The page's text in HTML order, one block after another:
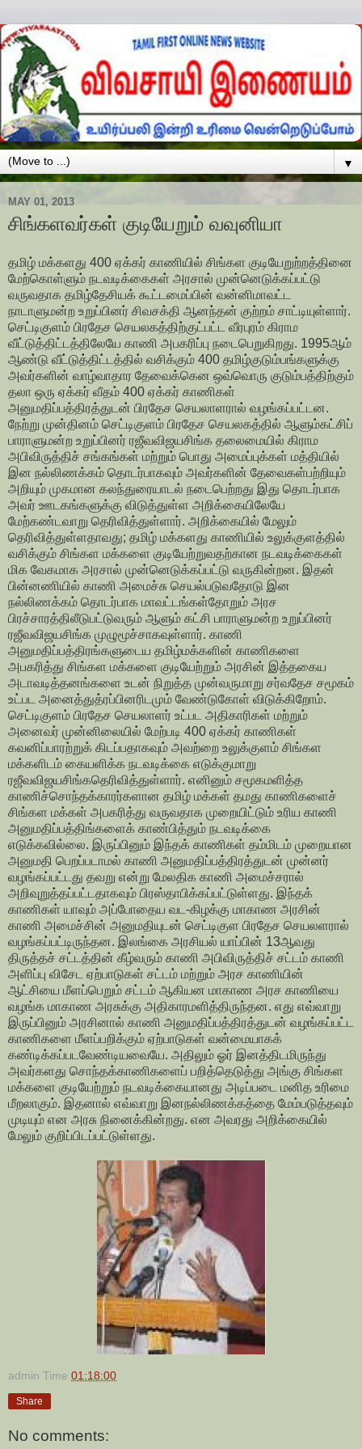
▼
MAY 01, 2013
சிங்களவர்கள் குடியேறும் வவுனியா
தமிழ் மக்களது 400 ஏக்கர் காணியில் சிங்கள குடியேறுற்றத்தினை
மேற்கொள்ளும் நடவடிக்கைகள் அரசால் முன்னெடுக்கப்பட்டு
வருவதாக தமிழ்தேசியக் கூட்டமைப்பின் வன்னிமாவட்ட
நாடாளுமன்ற உறுப்பினர் சிவசக்தி ஆனந்தன் குற்றம் சாட்டியுள்ளார்.
செட்டிகுளம் பிரதேச செயலகத்திற்குட்பட்ட வீரபுரம் கிராம
வீட்டுத்திட்டத்திலேயே காணி அபகரிப்பு நடைபெறுகிறது. 1995ஆம்
ஆண்டு வீட்டுத்திட்டத்தில் வசிக்கும் 400 தமிழ்குடும்பங்களுக்கு
அவர்களின் வாழ்வாதார தேவைக்கென ஒவ்வொரு குடும்பத்திற்கும்
தலா ஒரு ஏக்கர் வீதம் 400 ஏக்கர் காணிகள்
அனுமதிப்பத்திரத்துடன் பிரதேச செயலாளரால் வழங்கப்பட்டன.
நேற்று முன்தினம் செட்டிகுளம் பிரதேச செயலகத்தில் ஆளும்கட்சிப்
பாராளுமன்ற உறுப்பினர் ரஜீவவிஜயசிங்க தலைமையில் கிராம
அபிவிருத்திச் சங்கங்கள் மற்றும் பொது அமைப்புக்கள் மத்தியில்
இன நல்லிணக்கம் தொடர்பாகவும் அவர்களின் தேவைகள்பற்றியும்
அறியும் முகமான கலந்துரையாடல் நடைபெற்றது இது தொடர்பாக
அவர் ஊடகங்களுக்கு விடுத்துள்ள அறிக்கையிலேயே
மேற்கண்டவாறு தெரிவித்துள்ளார். அறிக்கையில் மேலும்
தெரிவித்துள்ளதாவது; தமிழ் மக்களது காணியில் உலுக்குளத்தில்
வசிக்கும் சிங்கள மக்களை குடியேற்றுவதற்கான நடவடிக்கைகள்
மிக வேகமாக அரசால் முன்னெடுக்கப்பட்டு வருகின்றன. இதன்
பின்னணியில் காணி அமைச்சு செயல்படுவதோடு இன
நல்லிணக்கம் தொடர்பாக மாவட்டங்கள்தோறும் அரச
பிரச்சாரத்திலீடுபட்டுவரும் ஆளும் கட்சி பாராளுமன்ற உறுப்பினர்
ரஜீவவிஜயசிங்க முழுமூச்சாகவுள்ளார். காணி
அனுமதிப்பத்திரங்களுடைய தமிழ்மக்களின் காணிகளை
அபகரித்து சிங்கள மக்களை குடியேற்றும் அரசின் இத்தகைய
அடாவடித்தனங்களை உடன் நிறுத்த முன்வருமாறு சர்வதேச சமூகம்
உட்பட அனைத்துத்ரப்பினரிடமும் வேண்டுகோள் விடுக்கிறோம்.
செட்டிகுளம் பிரதேச செயலாளர் உட்பட அதிகாரிகள் மற்றும்
அனைவர் முன்னிலையில் மேற்படி 400 ஏக்கர் காணிகள்
கவனிப்பாரற்றுக் கிடப்பதாகவும் அவற்றை உலுக்குளம் சிங்கள
மக்களிடம் கையளிக்க நடவடிக்கை எடுக்குமாறு
ரஜீவவிஜயசிங்கதெரிவித்துள்ளார். எனினும் சமூகமளித்த
காணிச்சொந்தக்காரர்களான தமிழ் மக்கள் தமது காணிகளைச்
சிங்கள மக்கள் அபகரித்து வருவதாக முறையிட்டும் உரிய காணி
அனுமதிப்பத்திங்களைக் காண்பித்தும் நடவடிக்கை
எடுக்கவில்லை. இருப்பினும் இந்தக் காணிகள் தம்மிடம் முறையான
அனுமதி பெறப்படாமல் காணி அனுமதிப்பத்திரத்துடன் முன்னர்
வழங்கப்பட்டது தவறு என்று மேலதிக காணி அமைச்சரால்
அறிவுறுத்தப்பட்டதாகவும் பிரஸ்தாபிக்கப்பட்டுள்ளது. இந்தக்
காணிகள் யாவும் அப்போதைய வட-கிழக்கு மாகாண அரசின்
காணி அமைச்சின் அனுமதியுடன் செட்டிகுள பிரதேச செயலளரால்
வழங்கப்பட்டிருந்தன. இலங்கை அரசியல் யாப்பின் 13ஆவது
திருத்தச் சட்டத்தின் கீழ்வரும் காணி அபிவிருத்திச் சட்டம் காணி
அளிப்பு விசேட ஏற்பாடுகள் சட்டம் மற்றும் அரச காணியின்
ஆட்சியை மீளப்பெறும் சட்டம் ஆகியன மாகாண அரச காணியை
வழங்க மாகாண அரசுக்கு அதிகாரமளித்திருந்தன. எது எவ்வாறு
இருப்பினும் அரசினால் காணி அனுமதிப்பத்திரத்துடன் வழங்கப்பட்ட
காணிகளை மீளப்பறிக்கும் ஏற்பாடுகள் வன்மையாகக்
கண்டிக்கப்படவேண்டியவையே. அதிலும் ஓர் இனத்திடமிருந்து
அவர்களது சொந்தக்காணிகளைப் பறித்தெடுத்து அங்கு சிங்கள
மக்களை குடியேற்றும் நடவடிக்கையானது அடிப்படை மனித உரிமை
மீறலாகும். இதனால் எவ்வாறு இனநல்லிணக்கத்தை மேம்படுத்தவும்
முடியும் என அரசு நினைக்கின்றது. என அவரது அறிக்கையில்
மேலும் குறிப்பிடப்பட்டுள்ளது.
admin Time 01:18:00
Share
No comments: